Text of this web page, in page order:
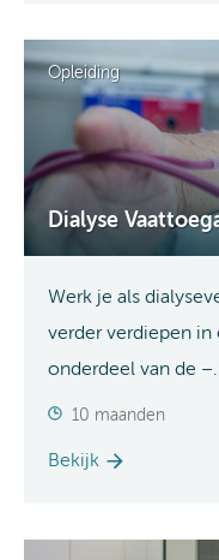
Opleiding
Dialyse
Werk je als
verder verdiepen in
onderdeel van de
10 maanden
Bekijk